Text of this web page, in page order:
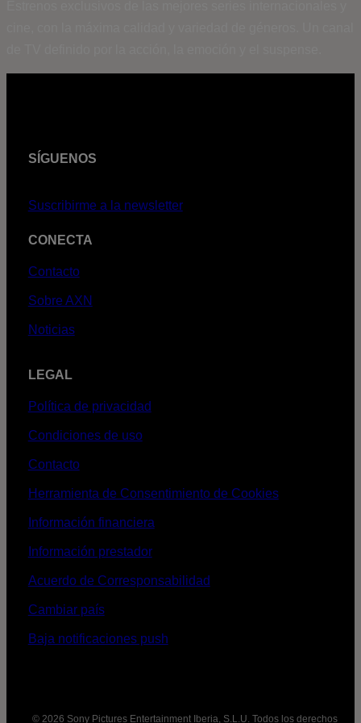
SÍGUENOS
Suscribirme a la newsletter
CONECTA
Contacto
Sobre AXN
Noticias
LEGAL
Política de privacidad
Condiciones de uso
Contacto
Herramienta de Consentimiento de Cookies
Información financiera
Información prestador
Acuerdo de Corresponsabilidad
Cambiar país
Baja notificaciones push
© 2026 Sony Pictures Entertainment Iberia, S.L.U. Todos los derechos